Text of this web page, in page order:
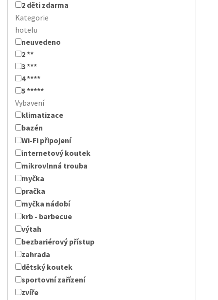
2 děti zdarma
Kategorie
hotelu
neuvedeno
2 **
3 ***
4 ****
5 *****
Vybavení
klimatizace
bazén
Wi-Fi připojení
internetový koutek
mikrovlnná trouba
myčka
pračka
myčka nádobí
krb - barbecue
výtah
bezbariérový přístup
zahrada
dětský koutek
sportovní zařízení
zvíře